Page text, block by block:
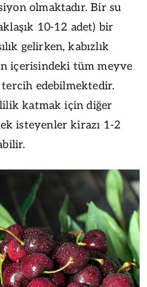
olmaktadır. Bir su
10-12 adet) bir
gelirken, kabızlık
içerisindeki tüm meyve
edebilmektedir.
katmak için diğer
isteyenler kirazı 1-2